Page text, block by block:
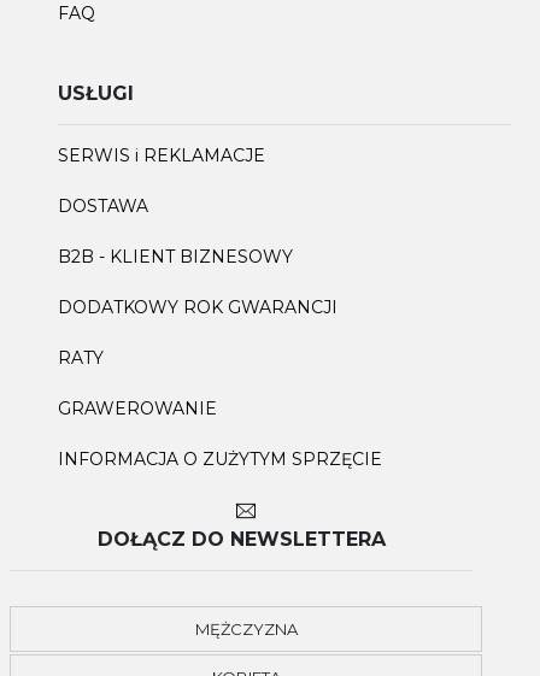
FAQ
USŁUGI
SERWIS i REKLAMACJE
DOSTAWA
B2B - KLIENT BIZNESOWY
DODATKOWY ROK GWARANCJI
RATY
GRAWEROWANIE
INFORMACJA O ZUŻYTYM SPRZĘCIE
DOŁĄCZ DO NEWSLETTERA
MĘŻCZYZNA